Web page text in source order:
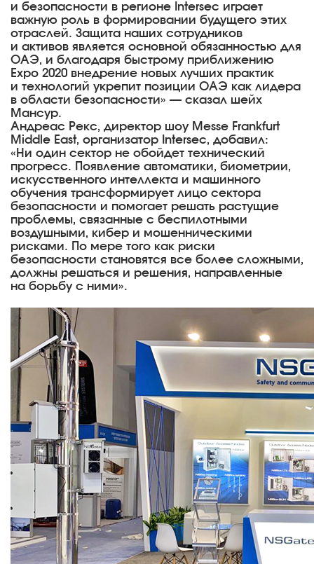
и безопасности в регионе Intersec играет
важную роль в формировании будущего этих
отраслей. Защита наших сотрудников
и активов является основной обязанностью для
ОАЭ, и благодаря быстрому приближению
Expo 2020 внедрение новых лучших практик
и технологий укрепит позиции ОАЭ как лидера
в области безопасности» — сказал шейх
Мансур.
Андреас Рекс, директор шоу Messe Frankfurt
Middle East, организатор Intersec, добавил:
«Ни один сектор не обойдет технический
прогресс. Появление автоматики, биометрии,
искусственного интеллекта и машинного
обучения трансформирует лицо сектора
безопасности и помогает решать растущие
проблемы, связанные с беспилотными
воздушными, кибер и мошенническими
рисками. По мере того как риски
безопасности становятся все более сложными,
должны решаться и решения, направленные
на борьбу с ними».